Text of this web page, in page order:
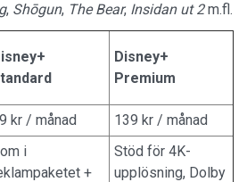
, Shōgun, The Bear, Insidan ut 2m.fl.
Disney+
Premium
kr / månad 139 kr / månad
i
+
Stöd för 4K-
upplösning, Dolby